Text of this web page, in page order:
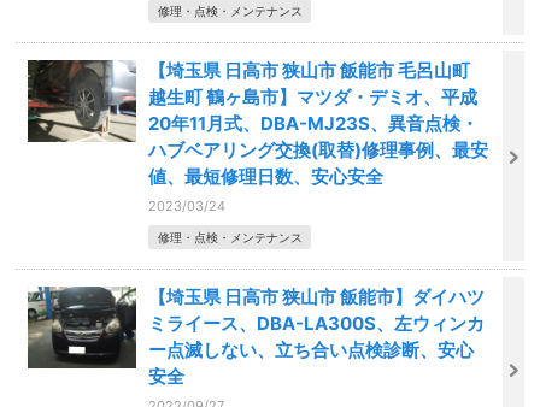
修理・点検・メンテナンス
【埼玉県 日高市 狭山市 飯能市 毛呂山町
越生町 鶴ヶ島市】マツダ・デミオ、平成
20年11月式、DBA-MJ23S、異音点検・
ハブベアリング交換(取替)修理事例、最安
値、最短修理日数、安心安全
2023/03/24
修理・点検・メンテナンス
【埼玉県 日高市 狭山市 飯能市】ダイハツ
ミライース、DBA-LA300S、左ウィンカ
ー点滅しない、立ち合い点検診断、安心
安全